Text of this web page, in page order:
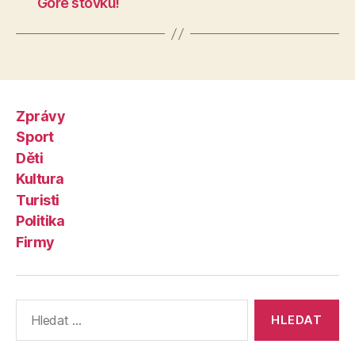
Zprávy
Sport
Děti
Kultura
Turisti
Politika
Firmy
vyhledávání: